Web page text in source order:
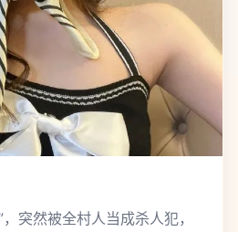
突然被全村人当成杀人犯，